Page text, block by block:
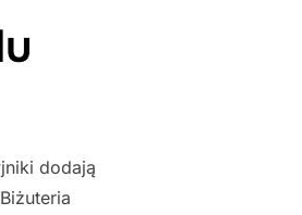
dodają